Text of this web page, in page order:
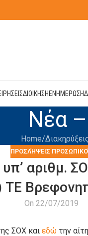
ΔΙΟΙΚΗΣΗΕΝΗΜΕΡΩΣΗ
Νέα
Home
ΠΡΟΣΛΉΨΕΙΣ
αριθμ.
ΤΕ
On 22/07/2019
ΣΟΧ και εδώ την